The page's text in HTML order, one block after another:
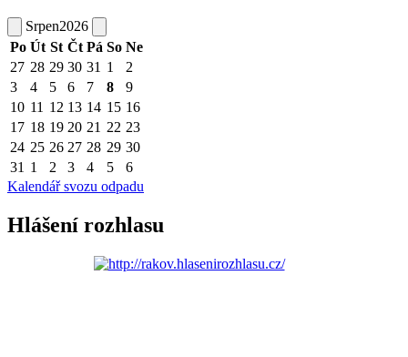
Srpen2026
Po Út St Čt Pá So Ne
27 28 29 30 31 1
2
3
4 5 6 7 8
9
10 11 12 13 14 15 16
17 18 19 20 21 22 23
24 25 26 27 28 29 30
31 1 2 3 4 5
6
Kalendář svozu odpadu
Hlášení rozhlasu